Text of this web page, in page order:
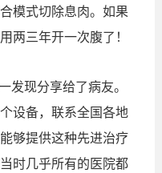
模式切除息肉。如果
两三年开一次腹了！
发现分享给了病友。
设备，联系全国各地
够提供这种先进治疗
时几乎所有的医院都